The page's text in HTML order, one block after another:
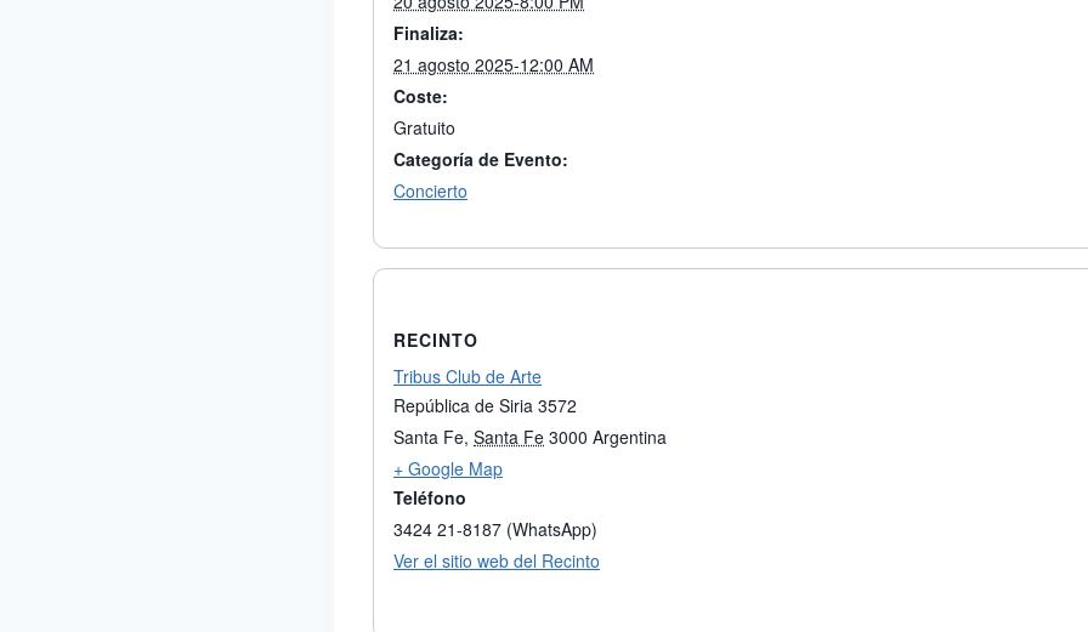
Finaliza:
21 agosto 2025-12:00 AM
Coste:
Gratuito
Categoría de Evento:
Concierto
RECINTO
Tribus Club de Arte
República de Siria 3572
Santa Fe, Santa Fe 3000 Argentina
+ Google Map
Teléfono
3424 21-8187 (WhatsApp)
Ver el sitio web del Recinto